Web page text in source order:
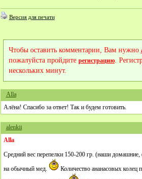
Версия для печати
Чтобы оставить комментарии, Вам нужно
пожалуйста пройдите регистрацию.
нескольких минут.
Alla
Алёна! Спасибо за ответ! Так и будем готовить.
alenkii
Alla
Средний вес перепелки 150-200 гр. (наши домашние,
на обычный мед.
Количество ананасовых колец